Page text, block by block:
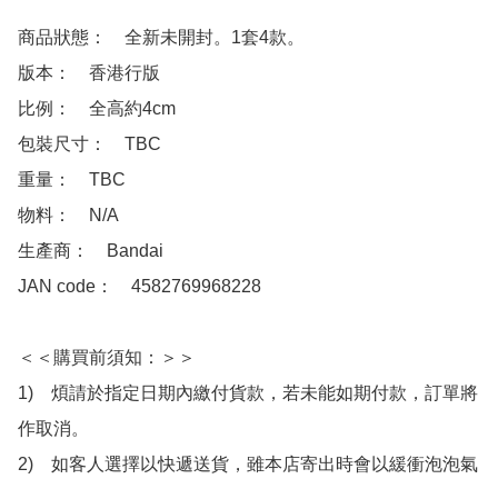
商品狀態：　全新未開封。1套4款。
版本：　香港行版
比例：　全高約4cm
包裝尺寸：　TBC
重量：　TBC
物料：　N/A
生產商：　Bandai
JAN code：　4582769968228
＜＜購買前須知：＞＞
1)　煩請於指定日期內繳付貨款，若未能如期付款，訂單將
作取消。
2)　如客人選擇以快遞送貨，雖本店寄出時會以緩衝泡泡氣